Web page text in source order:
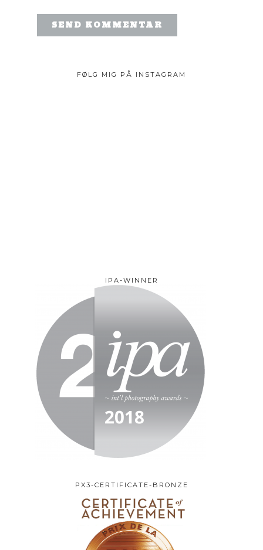
FØLG MIG PÅ INSTAGRAM
IPA-WINNER
PX3-CERTIFICATE-BRONZE